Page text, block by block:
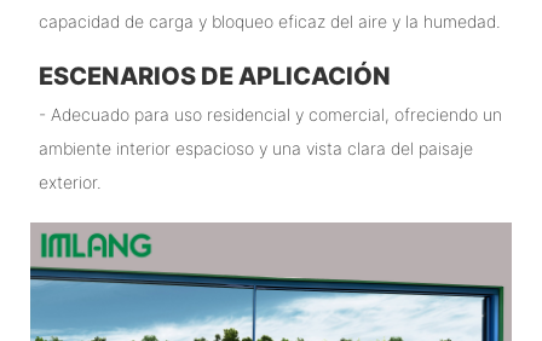
capacidad de carga y bloqueo eficaz del aire y la humedad.
ESCENARIOS DE APLICACIÓN
- Adecuado para uso residencial y comercial, ofreciendo un
ambiente interior espacioso y una vista clara del paisaje
exterior.